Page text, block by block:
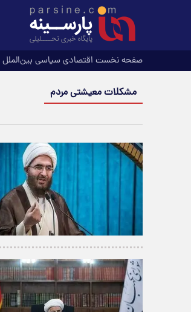
صفحه نخست اقتصادی سیاسی بین‌الملل
مشکلات معیشتی مردم